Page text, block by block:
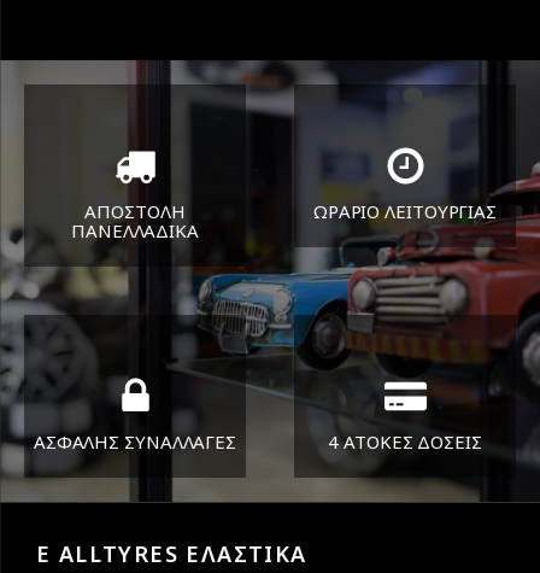
ΑΠΟΣΤΟΛΗ
ΠΑΝΕΛΛΑΔΙΚA
Όπου και αν είστε θα σας
στείλουμε τα ελαστικά σας
ΩΡΑΡΙΟ ΛΕΙΤΟΥΡΓΙΑΣ
ΔΕΥ-ΠΑΡ 8:30-17:30
ΣΑΒ 8:30-13:30
ΑΣΦΑΛΗΣ ΣΥΝΑΛΛΑΓΕΣ 4 ΑΤΟΚΕΣ ΔΟΣΕΙΣ
E ALLTYRES ΕΛΑΣΤΙΚΑ